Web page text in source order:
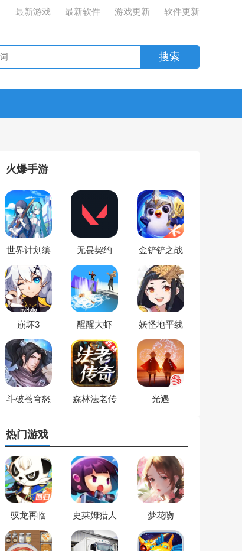
最新游戏 最新软件 游戏更新 软件更新
火爆手游
世界计划缤
无畏契约 金铲铲之战
崩坏3 醒醒大虾 妖怪地平线
斗破苍穹怒
森林法老传
光遇
热门游戏
驭龙再临 史莱姆猎人 梦花吻